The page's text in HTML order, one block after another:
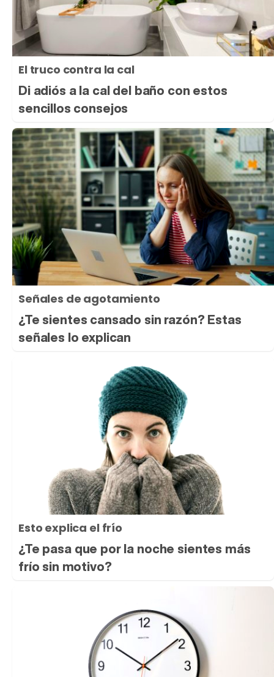
El truco contra la cal
Di adiós a la cal del baño con estos
sencillos consejos
Señales de agotamiento
¿Te sientes cansado sin razón? Estas
señales lo explican
Esto explica el frío
¿Te pasa que por la noche sientes más
frío sin motivo?